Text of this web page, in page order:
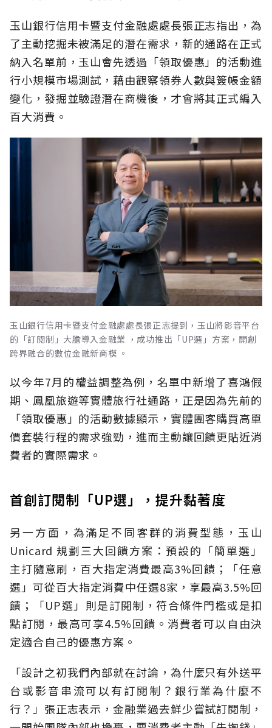
玉山銀行信用卡暨支付金融處處長張正志指出，為
了主動挖掘未被滿足的潛在需求，新的通路在正式
納入名單前，玉山會先透過「領取優惠」的活動進
行小規模市場測試，藉由觀察領券人數與簽帳金額
變化，發掘並驗證潛在商機後，才會將其正式編入
百大消費。
玉山銀行信用卡暨支付金融處處長張正志提到，玉山將影音平台
的「訂閱制」大膽導入金融業 ，成功推出「UP選」方案，開創
跨界融合的數位金融新商模 。
以今年7月的權益調整為例，名單中新增了喜鴻假
期、鳳凰旅遊等實體旅行社通路，正是因為先前的
「領取優惠」的活動數據顯示，實體團客購買高單
價套裝行程的需求強勁，進而主動讓回饋更貼近消
費者的實際需求。
首創訂閱制「UP選」，提升黏著度
另一方面，為滿足不同客群的消費型態，玉山
Unicard 規劃三大回饋方案：預設的「簡單選」
主打隨意刷，百大指定消費最高3%回饋；「任意
選」可從百大指定消費中任選8家，享最高3.5%回
饋；「UP選」則是訂閱制，符合條件門檻或是扣
點訂閱，最高可享4.5%回饋。消費者可以自由決
定適合自己的優惠方案。
「設計之初我們內部就在討論，為什麼只有外送平
台或影音串流可以有訂閱制？銀行業為什麼不
行？」張正志表示，金融業過去鮮少嘗試訂閱制，